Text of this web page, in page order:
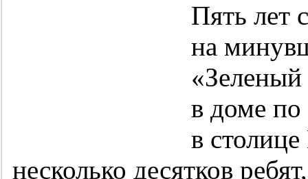
Пять лет
на
«Зеленый
в доме по
в
несколько десятков